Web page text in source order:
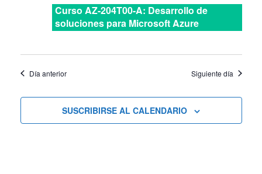
Curso AZ-204T00-A: Desarrollo de
soluciones para Microsoft Azure
Día anterior Siguiente día
SUSCRIBIRSE AL CALENDARIO